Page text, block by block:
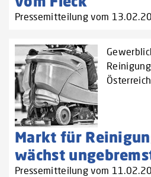
Pressemitteilung vom
Österreich
Markt für
wächst
Pressemitteilung vom